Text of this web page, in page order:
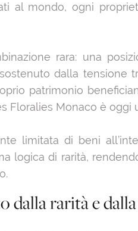
al mondo, ogni
rara: una
dalla tensione
patrimonio
Floralies Monaco è oggi
limitata di beni
logica di rarità,
dalla rarità e